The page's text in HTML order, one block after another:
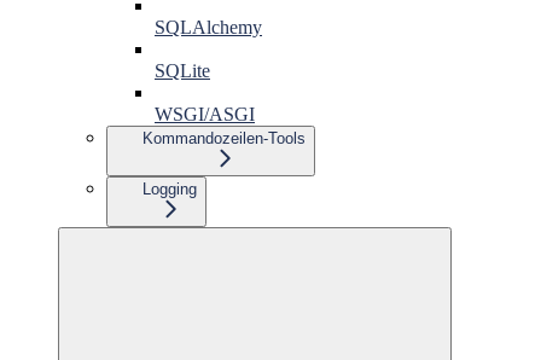
SQLAlchemy
SQLite
WSGI/ASGI
Kommandozeilen-Tools
Logging